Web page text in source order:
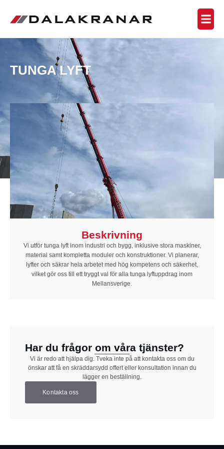
TUNGA LYFT
Beskrivning
Vi utför tunga lyft inom industri och bygg, inklusive stora maskiner,
material samt kompletta moduler och konstruktioner. Vi planerar,
lyfter och säkrar hela arbetet med hög kompetens och säkerhet,
vilket gör oss till ett tryggt val för alla tunga lyftuppdrag inom
Mellansverige.
Har du frågor om våra tjänster?
Vi är redo att hjälpa dig. Tveka inte på att kontakta oss om du
önskar att få en skräddarsydd offert eller konsultation innan du
lägger en beställning.
Kontakta oss